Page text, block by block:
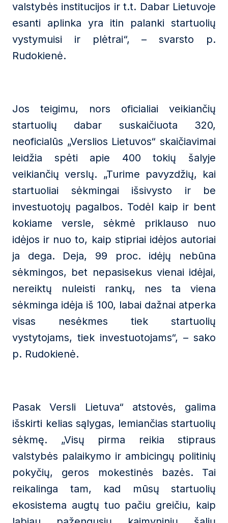
valstybės institucijos ir t.t. Dabar Lietuvoje
esanti aplinka yra itin palanki startuolių
vystymuisi ir plėtrai“, – svarsto p.
Rudokienė.
Jos teigimu, nors oficialiai veikiančių
startuolių dabar suskaičiuota 320,
neoficialūs „Verslios Lietuvos“ skaičiavimai
leidžia spėti apie 400 tokių šalyje
veikiančių verslų. „Turime pavyzdžių, kai
startuoliai sėkmingai išsivysto ir be
investuotojų pagalbos. Todėl kaip ir bent
kokiame versle, sėkmė priklauso nuo
idėjos ir nuo to, kaip stipriai idėjos autoriai
ja dega. Deja, 99 proc. idėjų nebūna
sėkmingos, bet nepasisekus vienai idėjai,
nereiktų nuleisti rankų, nes ta viena
sėkminga idėja iš 100, labai dažnai atperka
visas nesėkmes tiek startuolių
vystytojams, tiek investuotojams“, – sako
p. Rudokienė.
Pasak Versli Lietuva“ atstovės, galima
išskirti kelias sąlygas, lemiančias startuolių
sėkmę. „Visų pirma reikia stipraus
valstybės palaikymo ir ambicingų politinių
pokyčių, geros mokestinės bazės. Tai
reikalinga tam, kad mūsų startuolių
ekosistema augtų tuo pačiu greičiu, kaip